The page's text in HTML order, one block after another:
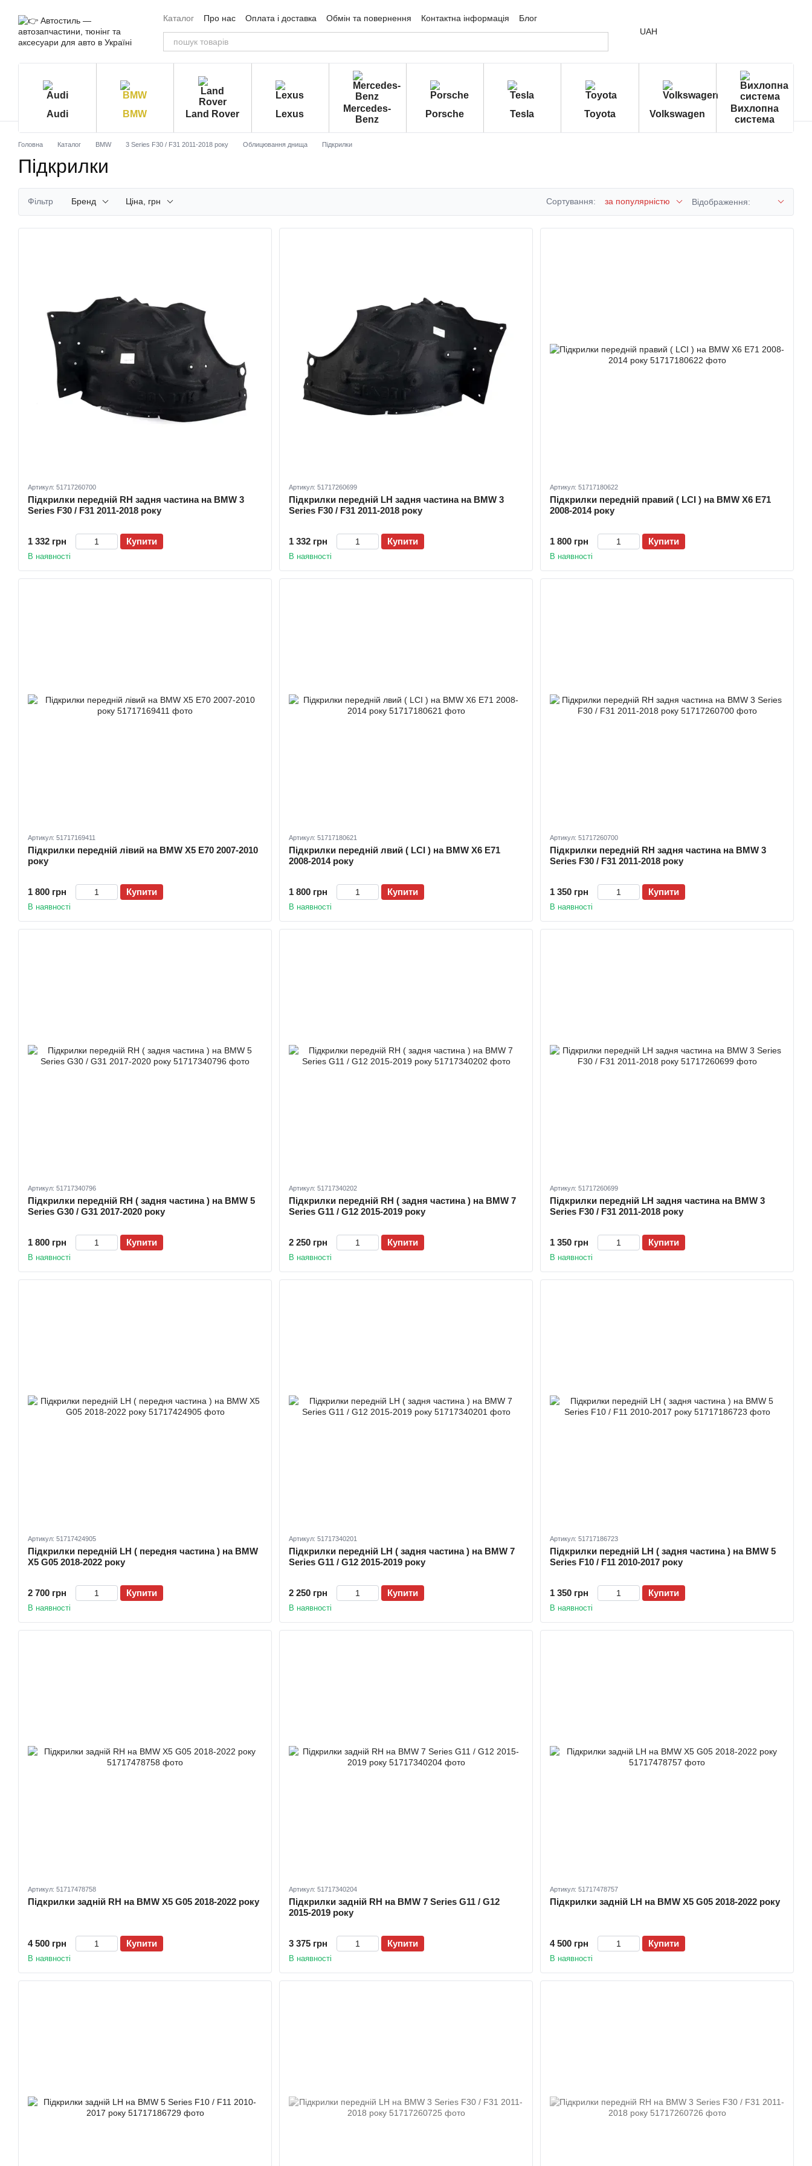
Каталог
Про нас Оплата і доставка Обмін та повернення Контактна інформація
Блог
Угода користувача
Відгуки про магазин UAH
Audi BMW Land Rover Lexus
Mercedes-
Benz
Porsche Tesla Toyota Volkswagen
Вихлопна
система
Головна Каталог BMW 3 Series F30 / F31 2011-2018 року Облицювання днища Підкрилки
Підкрилки
Фільтр Бренд Ціна, грн Сортування: за популярністю Відображення:
Артикул: 51717260700
Підкрилки передній RH задня частина на BMW 3
Series F30 / F31 2011-2018 року
1 332 грн Купити
В наявності
Артикул: 51717260699
Підкрилки передній LH задня частина на BMW 3
Series F30 / F31 2011-2018 року
1 332 грн Купити
В наявності
Артикул: 51717180622
Підкрилки передній правий ( LCI ) на BMW X6 E71
2008-2014 року
1 800 грн Купити
В наявності
Артикул: 51717169411
Підкрилки передній лівий на BMW X5 E70 2007-2010
року
1 800 грн Купити
В наявності
Артикул: 51717180621
Підкрилки передній лвий ( LCI ) на BMW X6 E71
2008-2014 року
1 800 грн Купити
В наявності
Артикул: 51717260700
Підкрилки передній RH задня частина на BMW 3
Series F30 / F31 2011-2018 року
1 350 грн Купити
В наявності
Артикул: 51717340796
Підкрилки передній RH ( задня частина ) на BMW 5
Series G30 / G31 2017-2020 року
1 800 грн Купити
В наявності
Артикул: 51717340202
Підкрилки передній RH ( задня частина ) на BMW 7
Series G11 / G12 2015-2019 року
2 250 грн Купити
В наявності
Артикул: 51717260699
Підкрилки передній LH задня частина на BMW 3
Series F30 / F31 2011-2018 року
1 350 грн Купити
В наявності
Артикул: 51717424905
Підкрилки передній LH ( передня частина ) на BMW
X5 G05 2018-2022 року
2 700 грн Купити
В наявності
Артикул: 51717340201
Підкрилки передній LH ( задня частина ) на BMW 7
Series G11 / G12 2015-2019 року
2 250 грн Купити
В наявності
Артикул: 51717186723
Підкрилки передній LH ( задня частина ) на BMW 5
Series F10 / F11 2010-2017 року
1 350 грн Купити
В наявності
Артикул: 51717478758
Підкрилки задній RH на BMW X5 G05 2018-2022 року
4 500 грн Купити
В наявності
Артикул: 51717340204
Підкрилки задній RH на BMW 7 Series G11 / G12
2015-2019 року
3 375 грн Купити
В наявності
Артикул: 51717478757
Підкрилки задній LH на BMW X5 G05 2018-2022 року
4 500 грн Купити
В наявності